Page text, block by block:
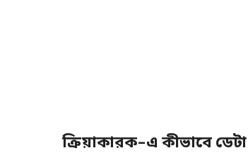
ক্রিয়াকারক-এ কীভাবে